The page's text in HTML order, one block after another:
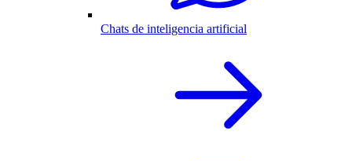
Chats de inteligencia artificial